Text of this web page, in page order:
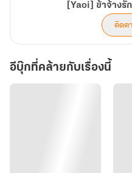
[Yaoi] ข้าจ้าง
ติดต
อีบุ๊กที่คล้ายกับเรื่องนี้